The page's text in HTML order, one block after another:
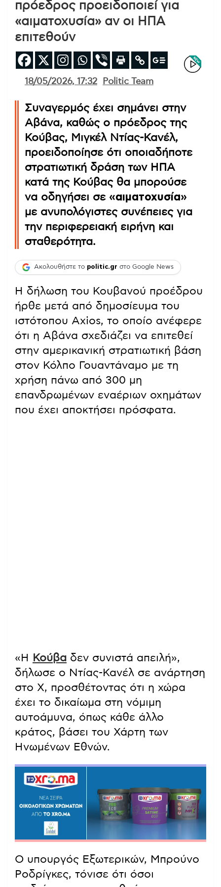
πρόεδρος προειδοποιεί για
«αιματοχυσία» αν οι ΗΠΑ
επιτεθούν
18/05/2026, 17:32 Politic Team
Συναγερμός έχει σημάνει στην
Αβάνα, καθώς ο πρόεδρος της
Κούβας, Μιγκέλ Ντίας-Κανέλ,
προειδοποίησε ότι οποιαδήποτε
στρατιωτική δράση των ΗΠΑ
κατά της Κούβας θα μπορούσε
να οδηγήσει σε «αιματοχυσία»
με ανυπολόγιστες συνέπειες για
την περιφερειακή ειρήνη και
σταθερότητα.
Ακολουθήστε το politic.gr στο Google News
Η δήλωση του Κουβανού προέδρου
ήρθε μετά από δημοσίευμα του
ιστότοπου Axios, το οποίο ανέφερε
ότι η Αβάνα σχεδιάζει να επιτεθεί
στην αμερικανική στρατιωτική βάση
στον Κόλπο Γουαντάναμο με τη
χρήση πάνω από 300 μη
επανδρωμένων εναέριων οχημάτων
που έχει αποκτήσει πρόσφατα.
«Η Κούβα δεν συνιστά απειλή»,
δήλωσε ο Ντίας-Κανέλ σε ανάρτηση
στο X, προσθέτοντας ότι η χώρα
έχει το δικαίωμα στη νόμιμη
αυτοάμυνα, όπως κάθε άλλο
κράτος, βάσει του Χάρτη των
Ηνωμένων Εθνών.
Ο υπουργός Εξωτερικών, Μπρούνο
Ροδρίγκες, τόνισε ότι όσοι